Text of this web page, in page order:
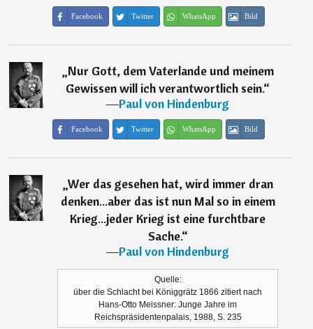
Facebook Twitter WhatsApp Bild
„Nur Gott, dem Vaterlande und meinem
Gewissen will ich verantwortlich sein.“
―Paul von Hindenburg
Facebook Twitter WhatsApp Bild
„Wer das gesehen hat, wird immer dran
denken...aber das ist nun Mal so in einem
Krieg...jeder Krieg ist eine furchtbare
Sache.“
―Paul von Hindenburg
Quelle:
über die Schlacht bei Königgrätz 1866 zitiert nach
Hans-Otto Meissner: Junge Jahre im
Reichspräsidentenpalais, 1988, S. 235